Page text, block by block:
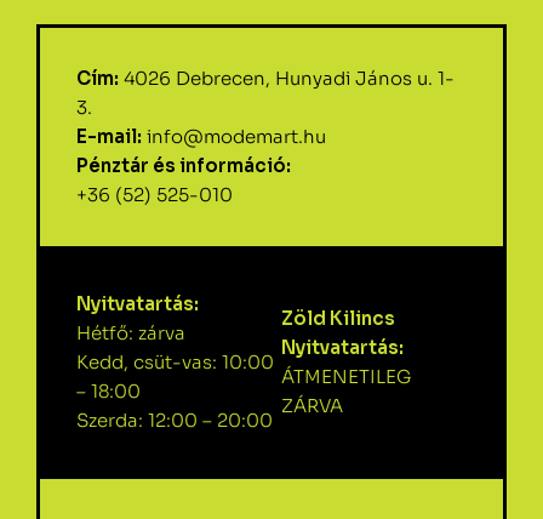
Cím: 4026 Debrecen, Hunyadi János u. 1-
3.
E-mail: info@modemart.hu
Pénztár és információ:
+36 (52) 525-010
Nyitvatartás:
Hétfő: zárva
Kedd, csüt-vas: 10:00
– 18:00
Szerda: 12:00 – 20:00
Zöld Kilincs
Nyitvatartás:
ÁTMENETILEG
ZÁRVA